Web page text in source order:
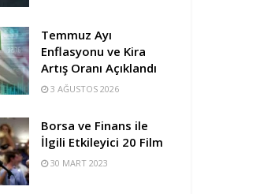
Temmuz Ayı
Enflasyonu ve Kira
Artış Oranı Açıklandı
3 AĞUSTOS 2026
Borsa ve Finans ile
İlgili Etkileyici 20 Film
30 MART 2023